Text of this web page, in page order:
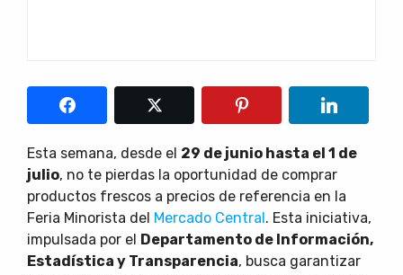
Esta semana, desde el 29 de junio hasta el 1 de
julio, no te pierdas la oportunidad de comprar
productos frescos a precios de referencia en la
Feria Minorista del Mercado Central. Esta iniciativa,
impulsada por el Departamento de Información,
Estadística y Transparencia, busca garantizar